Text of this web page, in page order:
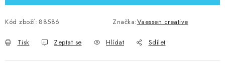
Kód zboží: 88586 Značka:Vaessen creative
Tisk Zeptat se Hlídat Sdílet